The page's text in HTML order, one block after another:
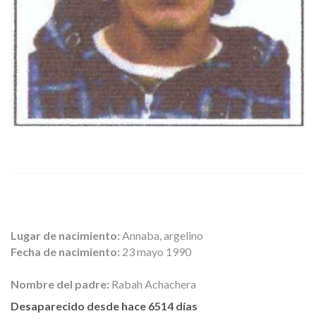
Lugar de nacimiento: Annaba, argelino
Fecha de nacimiento: 23 mayo 1990
Nombre del padre: Rabah Achachera
Desaparecido desde hace 6514 días